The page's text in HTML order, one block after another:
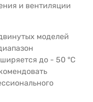
и вентиляции
моделей
до - 50 °С